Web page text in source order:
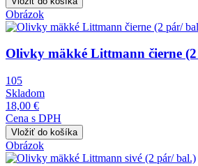
Obrázok
Olivky mäkké Littmann čierne
105
Skladom
18,00 €
Cena s DPH
Obrázok